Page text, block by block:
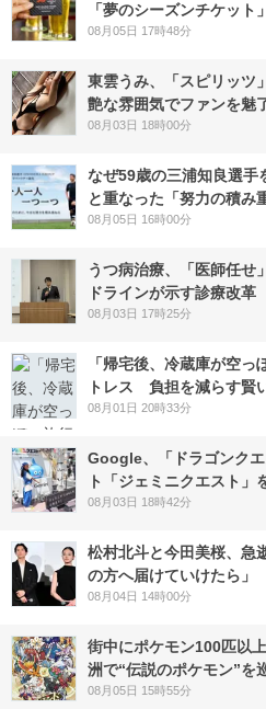
「夢のシーズンチケット
08月05日 17時48分
東雲うみ、「スピリッツ
艶な雰囲気でファンを魅
08月03日 18時00分
なぜ59歳の三浦知良選
と重なった「努力の積み
08月05日 16時00分
うつ病治療、「医師任
ドラインが示す診療改革
08月03日 17時25分
「帰宅後、冷蔵庫が空
トレス 負担を減らす賢
08月01日 20時33分
Google、「ドラゴンク
ト「ジェミニクエスト」
08月03日 18時42分
松村北斗と今田美桜、急
の方へ届けていけたら」
08月04日 14時00分
街中にポケモン100匹以
洲で“伝説のポケモン”を
08月05日 15時55分